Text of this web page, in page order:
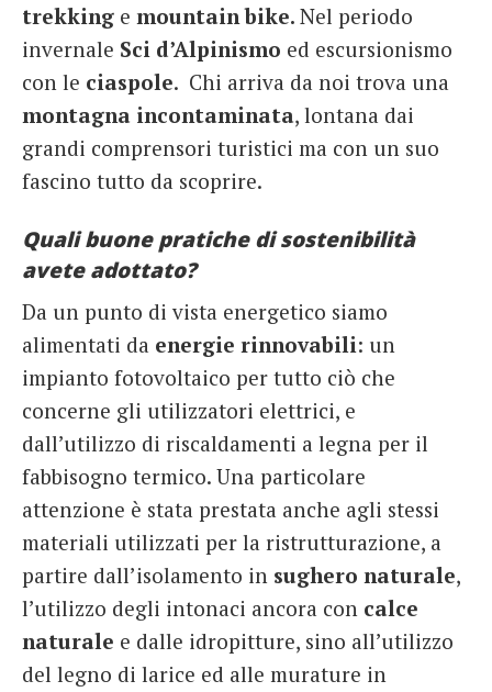
trekking e mountain bike. Nel periodo
invernale Sci d’Alpinismo ed escursionismo
con le ciaspole. Chi arriva da noi trova una
montagna incontaminata, lontana dai
grandi comprensori turistici ma con un suo
fascino tutto da scoprire.
Quali buone pratiche di sostenibilità
avete adottato?
Da un punto di vista energetico siamo
alimentati da energie rinnovabili: un
impianto fotovoltaico per tutto ciò che
concerne gli utilizzatori elettrici, e
dall’utilizzo di riscaldamenti a legna per il
fabbisogno termico. Una particolare
attenzione è stata prestata anche agli stessi
materiali utilizzati per la ristrutturazione, a
partire dall’isolamento in sughero naturale,
l’utilizzo degli intonaci ancora con calce
naturale e dalle idropitture, sino all’utilizzo
del legno di larice ed alle murature in